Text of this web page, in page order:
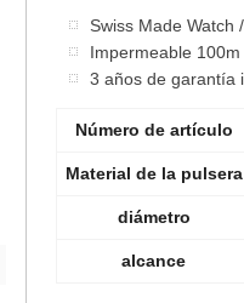
Swiss Made Watch
Impermeable 100m
3 años de garantía
Número de artículo
Material de la pulsera
diámetro
alcance